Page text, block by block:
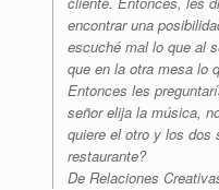
encontrar una
escuché mal lo que al
que en la otra mesa lo
Entonces les
señor elija la música,
quiere el otro y los dos
restaurante?
De Relaciones